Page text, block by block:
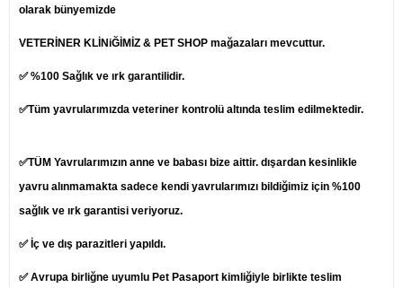
olarak bünyemizde
VETERİNER KLİNiĞİMİZ & PET SHOP mağazaları mevcuttur.
✅ %100 Sağlık ve ırk garantilidir.
✅Tüm yavrularımızda veteriner kontrolü altında teslim edilmektedir.
✅TÜM Yavrularımızın anne ve babası bize aittir. dışardan kesinlikle
yavru alınmamakta sadece kendi yavrularımızı bildiğimiz için %100
sağlık ve ırk garantisi veriyoruz.
✅ İç ve dış parazitleri yapıldı.
✅ Avrupa birliğne uyumlu Pet Pasaport kimliğiyle birlikte teslim